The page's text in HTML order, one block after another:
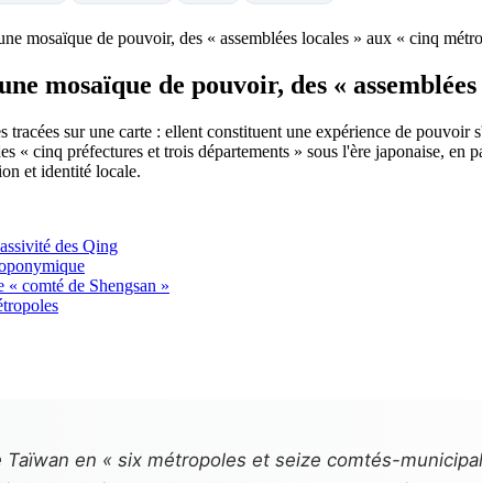
mosaïque de pouvoir, des « assemblées locales » aux « cinq
mosaïque de pouvoir, des «
sur une carte : ellent constituent une expérience de pouvoir
« cinq préfectures et trois départements » sous l'ère japonaise, en
et identité locale.
des Qing
comté de Shengsan »
Taïwan en « six métropoles et seize comtés-